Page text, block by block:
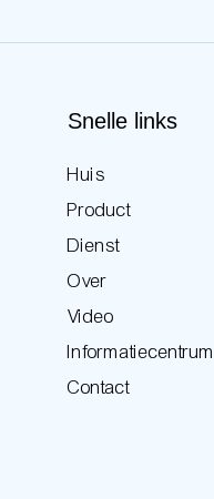
Snelle links
Huis
Product
Dienst
Over
Video
Informatiecentrum
Contact